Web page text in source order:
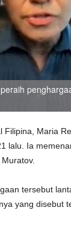
Filipina, Maria
lalu. Ia
tersebut
yang disebut